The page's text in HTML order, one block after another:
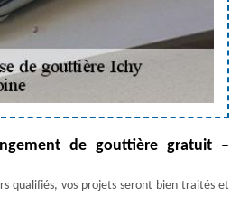
de gouttière gratuit –
qualifiés, vos projets seront bien traités et